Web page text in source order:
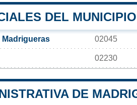
DEL
02045
02230
DE